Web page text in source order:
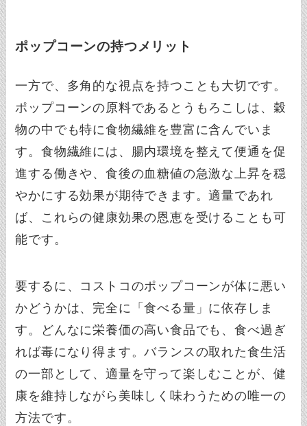
ポップコーンの持つメリット
一方で、多角的な視点を持つことも大切です。
ポップコーンの原料であるとうもろこしは、穀
物の中でも特に食物繊維を豊富に含んでいま
す。食物繊維には、腸内環境を整えて便通を促
進する働きや、食後の血糖値の急激な上昇を穏
やかにする効果が期待できます。適量であれ
ば、これらの健康効果の恩恵を受けることも可
能です。
要するに、コストコのポップコーンが体に悪い
かどうかは、完全に「食べる量」に依存しま
す。どんなに栄養価の高い食品でも、食べ過ぎ
れば毒になり得ます。バランスの取れた食生活
の一部として、適量を守って楽しむことが、健
康を維持しながら美味しく味わうための唯一の
方法です。